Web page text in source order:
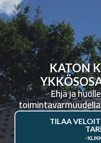
KATON
Ehjä ja
TILAA